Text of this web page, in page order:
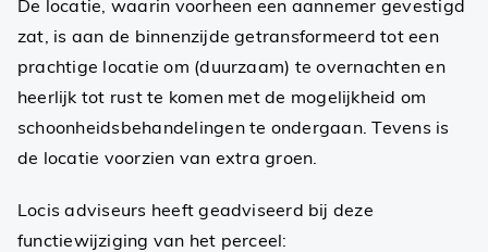
De locatie, waarin voorheen een aannemer gevestigd
zat, is aan de binnenzijde getransformeerd tot een
prachtige locatie om (duurzaam) te overnachten en
heerlijk tot rust te komen met de mogelijkheid om
schoonheidsbehandelingen te ondergaan. Tevens is
de locatie voorzien van extra groen.
Locis adviseurs heeft geadviseerd bij deze
functiewijziging van het perceel: